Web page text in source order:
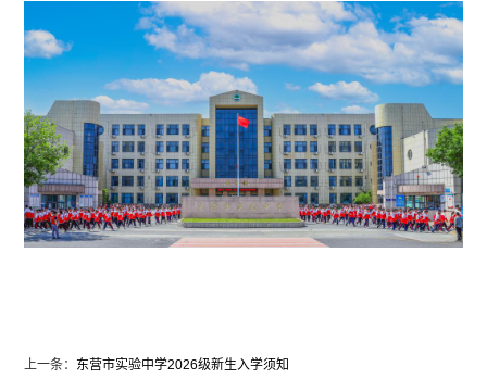
上一条： 东营市实验中学2026级新生入学须知